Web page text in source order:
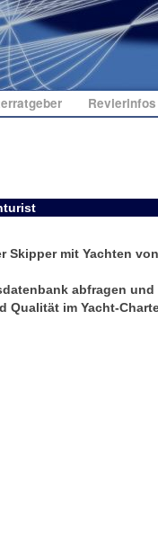
Skipper mit Yachten
abfragen
Qualität im Yacht-